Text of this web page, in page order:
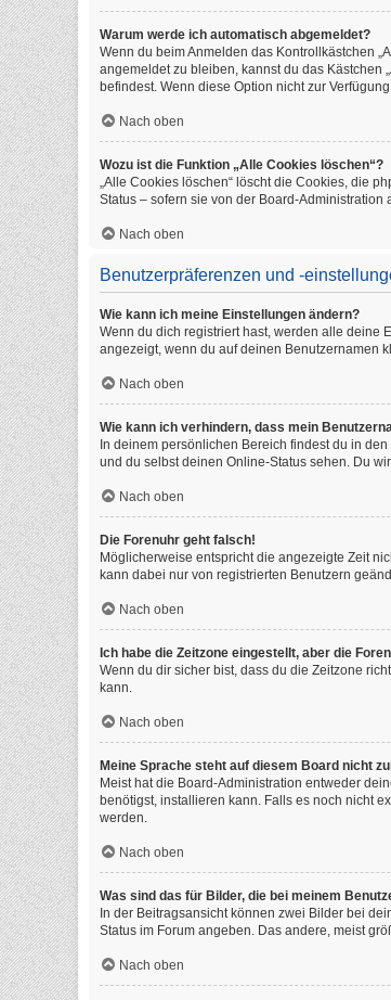
Warum werde ich automatisch abgemeldet?
Wenn du beim Anmelden das Kontrollkästchen
angemeldet zu bleiben, kannst du das Kästchen
befindest. Wenn diese Option nicht zur
Nach oben
Wozu ist die Funktion „Alle Cookies löschen“?
„Alle Cookies löschen“ löscht die Cookies, die
Status – sofern sie von der Board-
Nach oben
Benutzerpräferenzen und -
Wie kann ich meine Einstellungen ändern?
Wenn du dich registriert hast, werden alle deine
angezeigt, wenn du auf deinen Benutzernamen
Nach oben
Wie kann ich verhindern, dass mein
In deinem persönlichen Bereich findest du in
und du selbst deinen Online-Status sehen. Du
Nach oben
Die Forenuhr geht falsch!
Möglicherweise entspricht die angezeigte Zeit
kann dabei nur von registrierten Benutzern
Nach oben
Ich habe die Zeitzone eingestellt, aber die
Wenn du dir sicher bist, dass du die Zeitzone
kann.
Nach oben
Meine Sprache steht auf diesem Board nicht
Meist hat die Board-Administration entweder
benötigst, installieren kann. Falls es noch nicht
werden.
Nach oben
Was sind das für Bilder, die bei meinem
In der Beitragsansicht können zwei Bilder bei
Status im Forum angeben. Das andere, meist
Nach oben